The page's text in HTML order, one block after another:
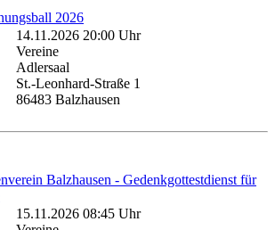
2026
14.11.2026 20:00 Uhr
Vereine
Adlersaal
St.-Leonhard-Straße 1
86483 Balzhausen
Balzhausen - Gedenkgottestdienst für
15.11.2026 08:45 Uhr